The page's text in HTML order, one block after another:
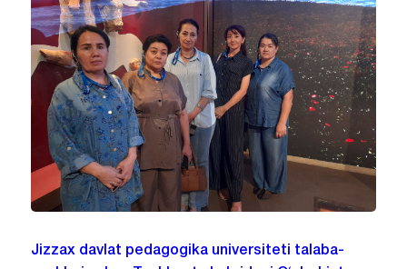
Jizzax davlat pedagogika universiteti talaba-